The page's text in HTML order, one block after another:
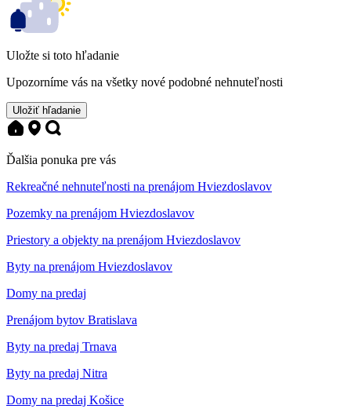
Uložte si toto hľadanie
Upozorníme vás na všetky nové podobné nehnuteľnosti
Uložiť hľadanie
Ďalšia ponuka pre vás
Rekreačné nehnuteľnosti na prenájom Hviezdoslavov
Pozemky na prenájom Hviezdoslavov
Priestory a objekty na prenájom Hviezdoslavov
Byty na prenájom Hviezdoslavov
Domy na predaj
Prenájom bytov Bratislava
Byty na predaj Trnava
Byty na predaj Nitra
Domy na predaj Košice